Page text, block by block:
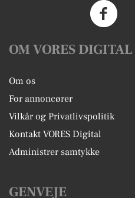
OM VORES DIGITAL
Om os
For annoncører
Vilkår og Privatlivspolitik
Kontakt VORES Digital
Administrer samtykke
GENVEJE